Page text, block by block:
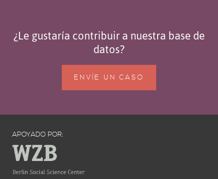
¿Le gustaría contribuir a nuestra base de
datos?
ENVÍE UN CASO
APOYADO POR: